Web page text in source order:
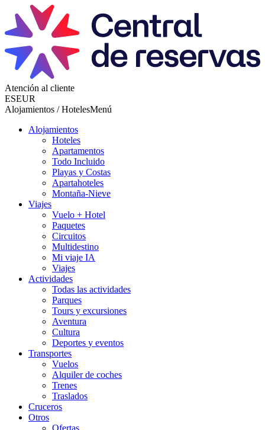
Atención al cliente
ESEUR
Alojamientos / HotelesMenú
Alojamientos
Hoteles
Apartamentos
Todo Incluido
Playas y Costas
Apartahoteles
Montaña-Nieve
Viajes
Vuelo + Hotel
Paquetes
Circuitos
Multidestino
Mi viaje IA
Viajes
Actividades
Todas las actividades
Parques
Tours y excursiones
Aventura
Cultura
Deportes y eventos
Transportes
Vuelos
Alquiler de coches
Trenes
Traslados
Cruceros
Otros
Ofertas